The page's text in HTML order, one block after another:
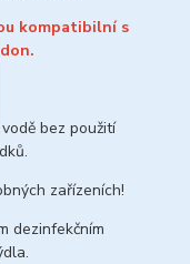
kompatibilní s
bez použití
zařízeních!
dezinfekčním